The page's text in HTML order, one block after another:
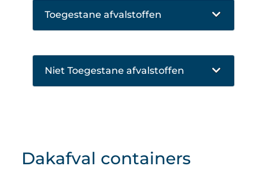
Toegestane afvalstoffen
Niet Toegestane afvalstoffen
Dakafval containers